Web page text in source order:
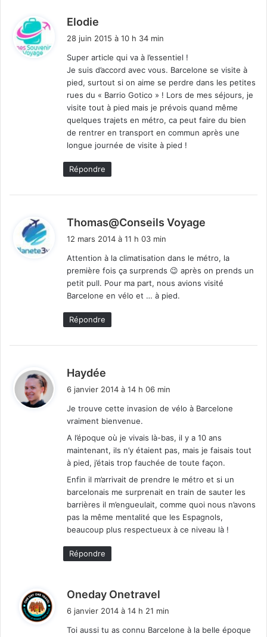
Elodie
i
:
28 juin 2015 à 10 h 34 min
Super article qui va à l’essentiel !
Je suis d’accord avec vous. Barcelone se visite à
pied, surtout si on aime se perdre dans les petites
rues du « Barrio Gotico » ! Lors de mes séjours, je
visite tout à pied mais je prévois quand même
quelques trajets en métro, ca peut faire du bien
de rentrer en transport en commun après une
longue journée de visite à pied !
Répondre
Thomas@Conseils Voyage
:
12 mars 2014 à 11 h 03 min
Attention à la climatisation dans le métro, la
première fois ça surprends 😉 après on prends un
petit pull. Pour ma part, nous avions visité
Barcelone en vélo et … à pied.
Répondre
Haydée
i
:
6 janvier 2014 à 14 h 06 min
Je trouve cette invasion de vélo à Barcelone
vraiment bienvenue.
A l’époque où je vivais là-bas, il y a 10 ans
maintenant, ils n’y étaient pas, mais je faisais tout
à pied, j’étais trop fauchée de toute façon.
Enfin il m’arrivait de prendre le métro et si un
barcelonais me surprenait en train de sauter les
barrières il m’engueulait, comme quoi nous n’avons
pas la même mentalité que les Espagnols,
beaucoup plus respectueux à ce niveau là !
Répondre
Oneday Onetravel
6 janvier 2014 à 14 h 21 min
Toi aussi tu as connu Barcelone à la belle époque